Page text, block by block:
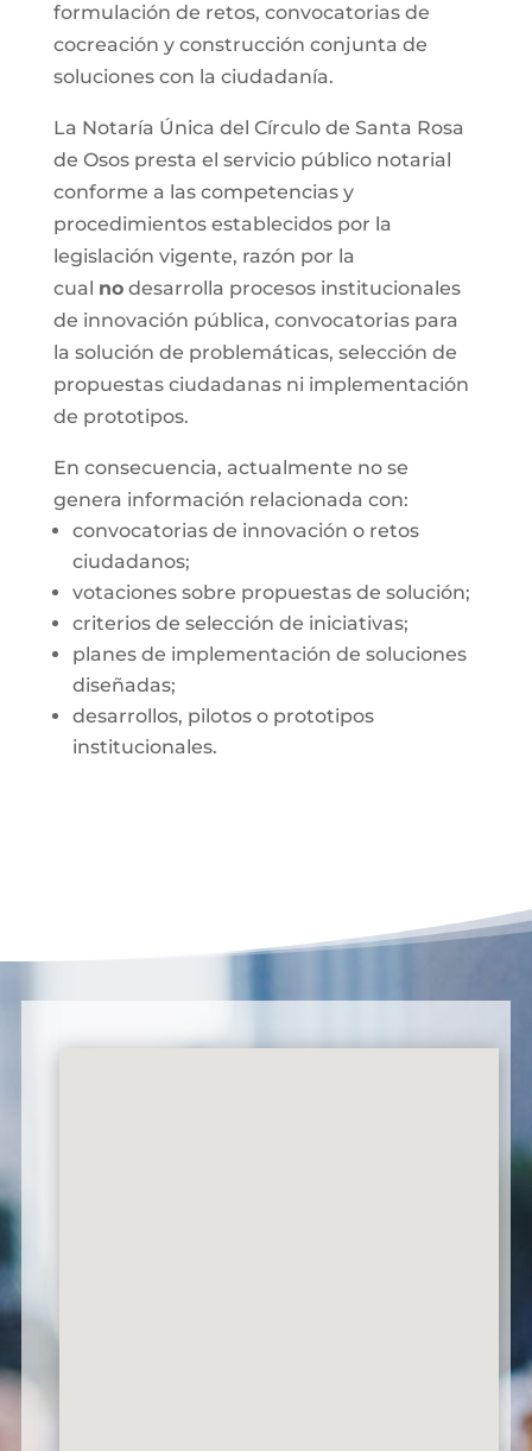
formulación de retos, convocatorias de
cocreación y construcción conjunta de
soluciones con la ciudadanía.
La Notaría Única del Círculo de Santa Rosa
de Osos presta el servicio público notarial
conforme a las competencias y
procedimientos establecidos por la
legislación vigente, razón por la
cual nodesarrolla procesos institucionales
de innovación pública, convocatorias para
la solución de problemáticas, selección de
propuestas ciudadanas ni implementación
de prototipos.
En consecuencia, actualmente no se
genera información relacionada con:
convocatorias de innovación o retos
ciudadanos;
votaciones sobre propuestas de solución;
criterios de selección de iniciativas;
planes de implementación de soluciones
diseñadas;
desarrollos, pilotos o prototipos
institucionales.